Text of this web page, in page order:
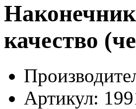
качество
Артикул: